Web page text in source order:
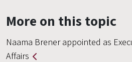
More on this topic
Naama Brener appointed as
Affairs